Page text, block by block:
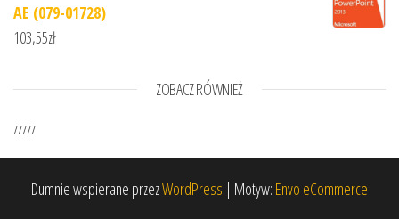
AE (079-01728)
103,55zł
ZOBACZ RÓWNIEŻ
zzzzz
Dumnie wspierane przezWordPress | Motyw: Envo eCommerce